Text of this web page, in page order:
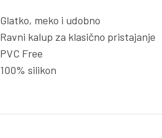
Glatko, meko i udobno
Ravni kalup za klasično pristajanje
PVC Free
100% silikon